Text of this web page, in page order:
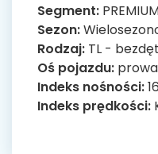
Segment:
Sezon:
Rodzaj: TL -
Oś pojazdu:
Indeks nośności:
Indeks prędkości: